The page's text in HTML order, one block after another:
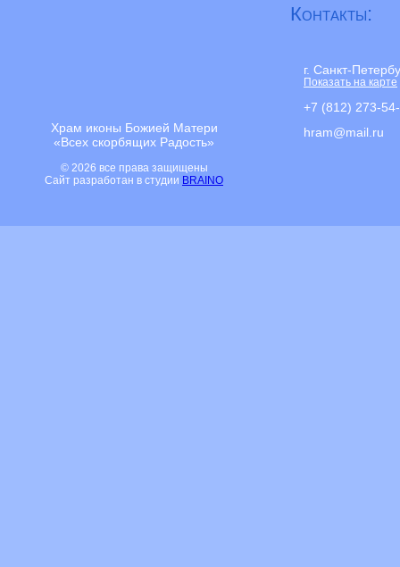
Храм иконы Божией Матери
«Всех скорбящих Радость»
© 2026 все права защищены
Сайт разработан в студии BRAINO
Контакты:
г. Санкт-
Показать на карте
+7 (812) 273-
hram@mail.ru